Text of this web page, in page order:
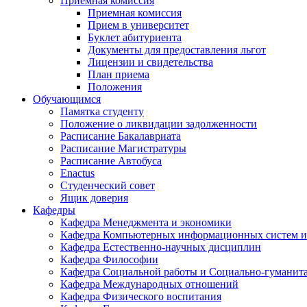
Приемная комиссия
Прием в университет
Буклет абитуриента
Документы для предоставления льгот
Лицензии и свидетельства
План приема
Положения
Обучающимся
Памятка студенту
Положение о ликвидации задолженности
Расписание Бакалавриата
Расписание Магистратуры
Расписание Автобуса
Enactus
Студенческий совет
Ящик доверия
Кафедры
Кафедра Менеджмента и экономики
Кафедра Компьютерных информационных систем и
Кафедра Естественно-научных дисциплин
Кафедра Философии
Кафедра Социальной работы и Социально-
Кафедра Международных отношений
Кафедра Физического воспитания